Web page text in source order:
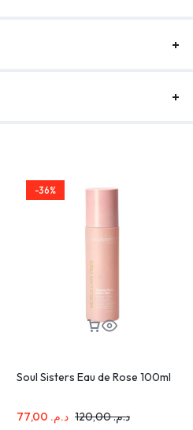
-36%
Soul Sisters Eau de Rose 100ml
د.م. د.م.120,00